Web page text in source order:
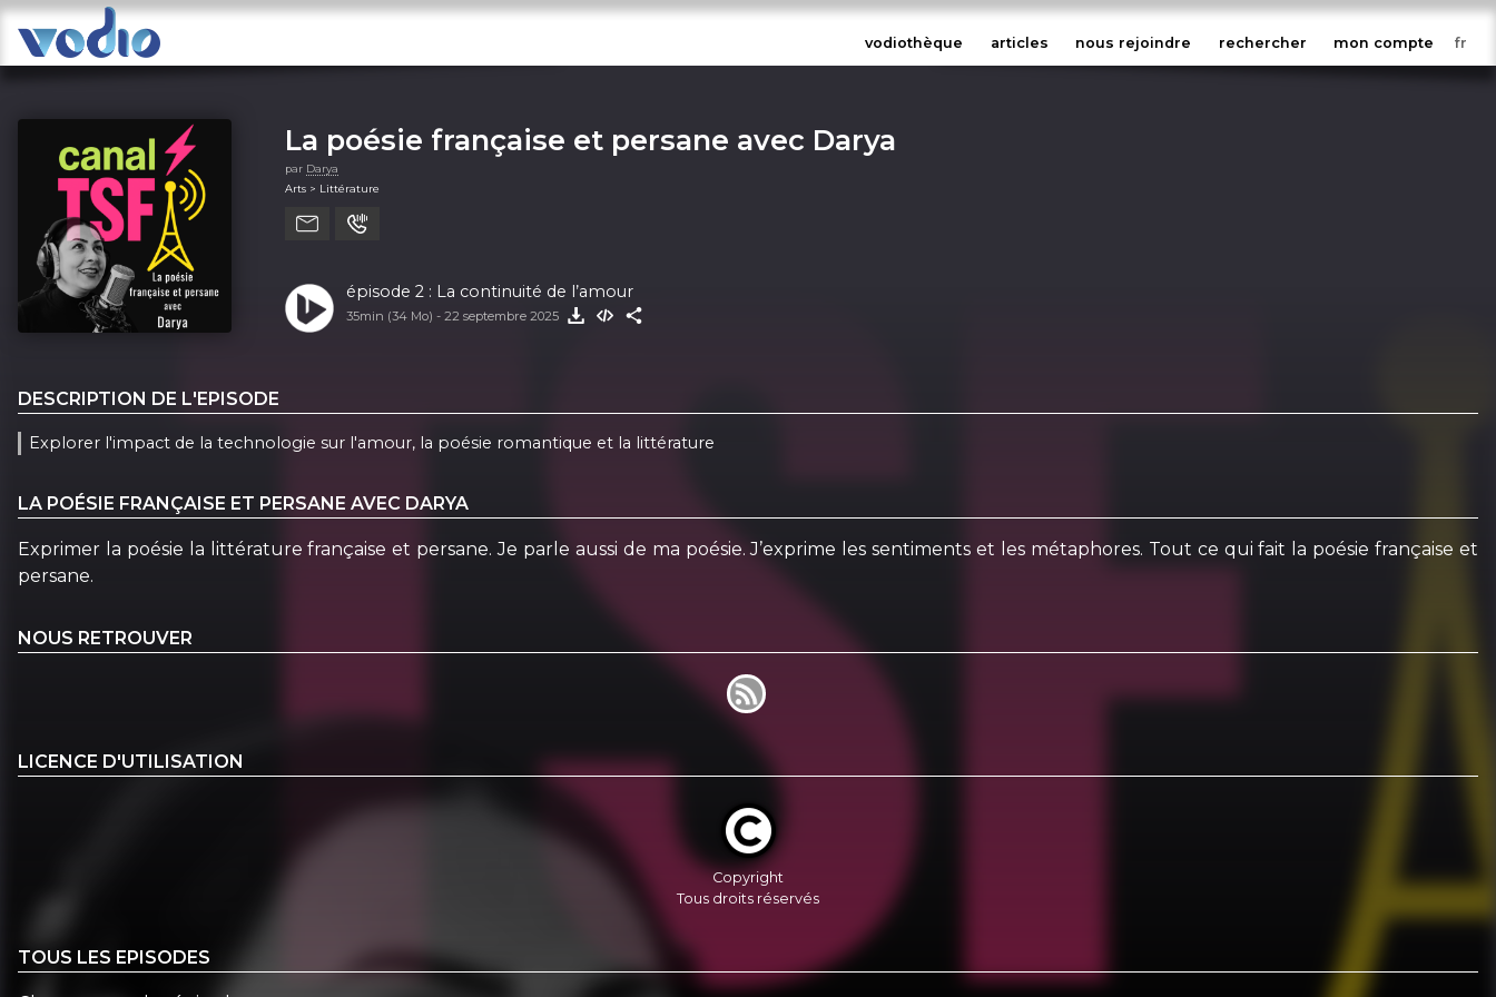
vodiothèque articles nous rejoindre rechercher mon compte
La poésie française et persane avec Darya
par Darya
Arts > Littérature
épisode 2 : La continuité de l’amour
35min (34 Mo) - 22 septembre 2025
DESCRIPTION DE L'EPISODE
Explorer l'impact de la technologie sur l'amour, la poésie romantique et la littérature
LA POÉSIE FRANÇAISE ET PERSANE AVEC DARYA
Exprimer la poésie la littérature française et persane. Je parle aussi de ma poésie. J’exprime les sentiments et les métaphores. Tout ce qui fait la poésie française et
persane.
NOUS RETROUVER
LICENCE D'UTILISATION
Copyright
Tous droits réservés
TOUS LES EPISODES